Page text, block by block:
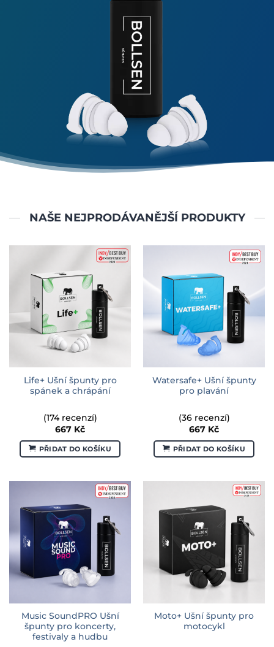
NAŠE NEJPRODÁVANĚJŠÍ PRODUKTY
Life+ Ušní špunty pro
spánek a chrápání
(174 recenzí)
667 Kč
PŘIDAT DO KOŠÍKU
Watersafe+ Ušní špunty
pro plavání
(36 recenzí)
667 Kč
PŘIDAT DO KOŠÍKU
Music SoundPRO Ušní
špunty pro koncerty,
festivaly a hudbu
Moto+ Ušní špunty pro
motocykl